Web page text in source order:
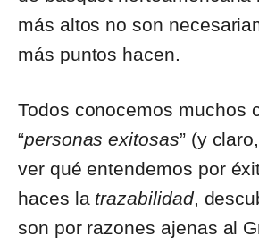
más altos no son
más puntos hacen.
Todos conocemos muchos
“personas exitosas” (y
ver qué entendemos por
haces la trazabilidad,
son por razones ajenas al